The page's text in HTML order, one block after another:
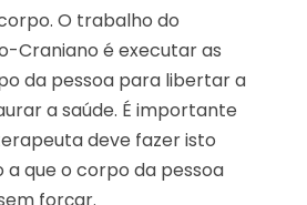
O trabalho do
Craniano é executar as
da pessoa para libertar a
a saúde. É importante
deve fazer isto
que o corpo da pessoa